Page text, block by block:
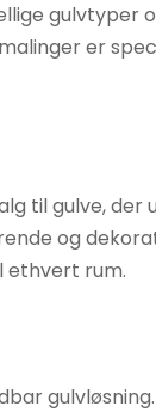
gulvtyper
er
til gulve,
og
ethvert rum.